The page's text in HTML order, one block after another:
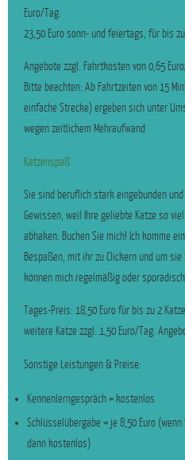
Euro/Tag.
23,50 Euro sonn- und feiertags, für bis zu
Angebote zzgl. Fahrtkosten von 0,65
Bitte beachten: Ab Fahrtzeiten von 15
einfache Strecke) ergeben sich unter
wegen zeitlichem Mehraufwand
Katzenspaß
Sie sind beruflich stark eingebunden
Gewissen, weil Ihre geliebte Katze so
abhaken. Buchen Sie mich! Ich komme
Bespaßen, mit ihr zu Clickern und um
können mich regelmäßig oder
Tages-Preis: 18,50 Euro für bis zu 2
weitere Katze zzgl. 1,50 Euro/Tag.
Sonstige Leistungen & Preise:
Kennenlerngespräch = kostenlos
Schlüsselübergabe = je 8,50 Euro
dann kostenlos)